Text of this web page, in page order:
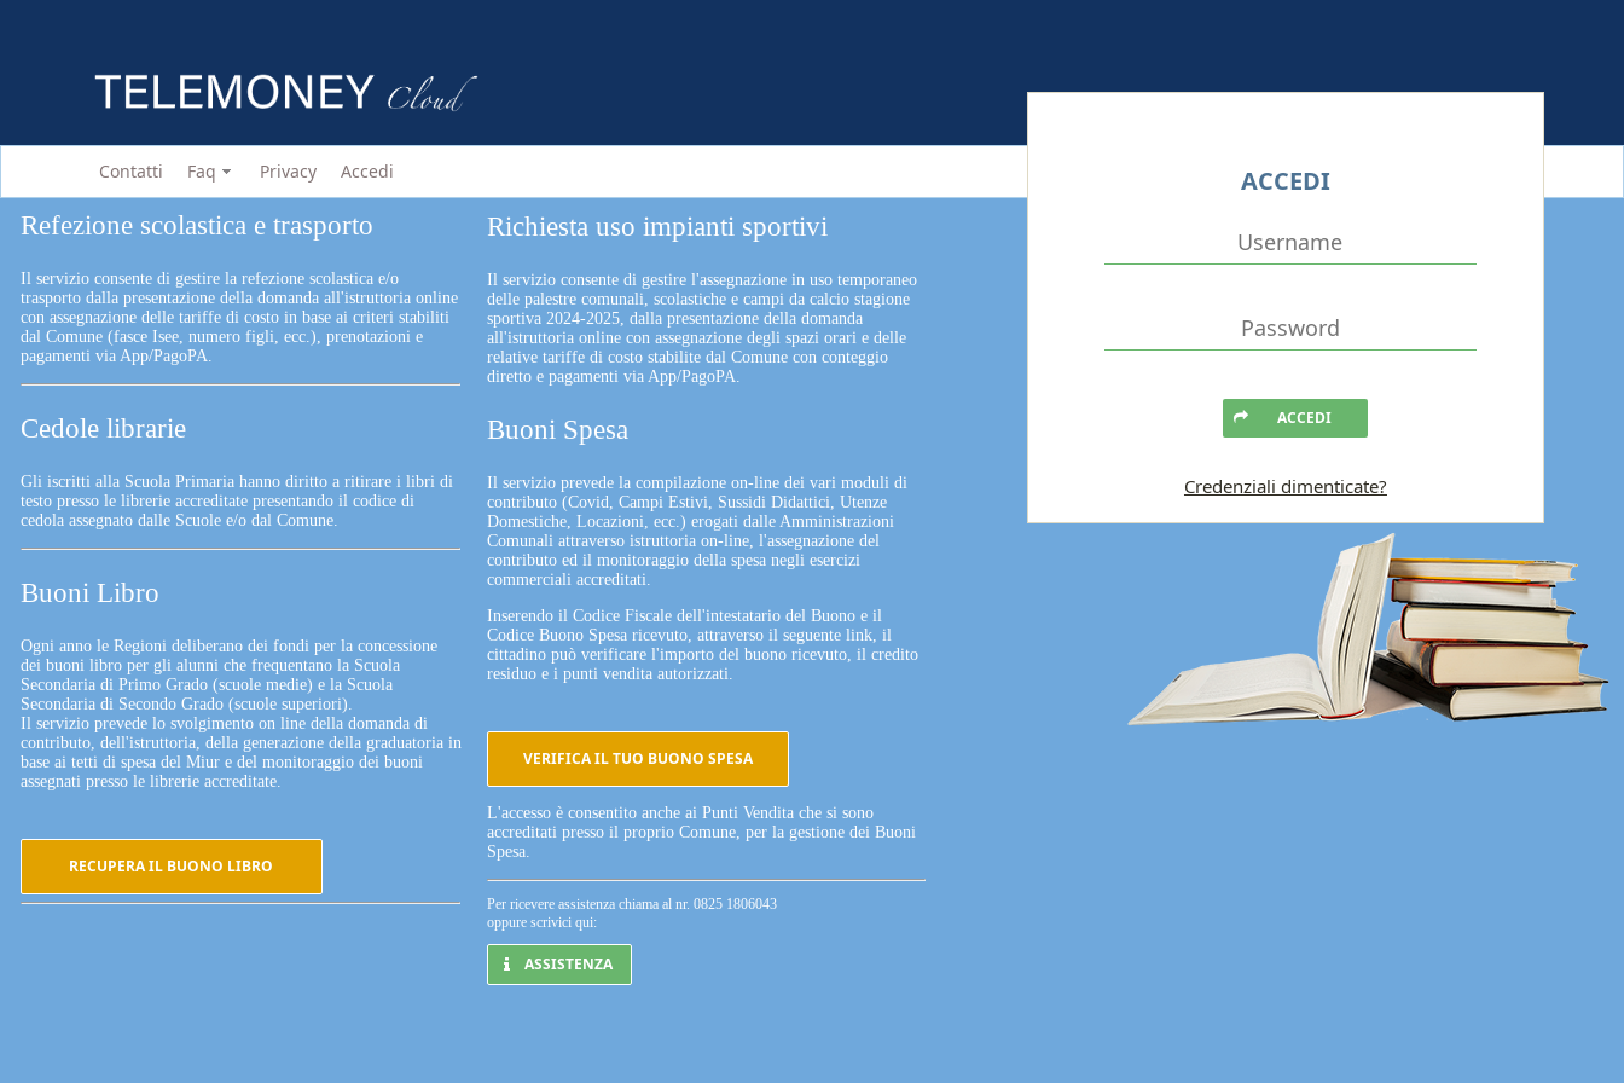
Contatti Faq Privacy Accedi
Refezione scolastica e trasporto
Il servizio consente di gestire la refezione scolastica e/o
trasporto dalla presentazione della domanda all'istruttoria online
con assegnazione delle tariffe di costo in base ai criteri stabiliti
dal Comune (fasce Isee, numero figli, ecc.), prenotazioni e
pagamenti via App/PagoPA.
Cedole librarie
Gli iscritti alla Scuola Primaria hanno diritto a ritirare i libri di
testo presso le librerie accreditate presentando il codice di
cedola assegnato dalle Scuole e/o dal Comune.
Buoni Libro
Ogni anno le Regioni deliberano dei fondi per la concessione
dei buoni libro per gli alunni che frequentano la Scuola
Secondaria di Primo Grado (scuole medie) e la Scuola
Secondaria di Secondo Grado (scuole superiori).
Il servizio prevede lo svolgimento on line della domanda di
contributo, dell'istruttoria, della generazione della graduatoria in
base ai tetti di spesa del Miur e del monitoraggio dei buoni
assegnati presso le librerie accreditate.
RECUPERA IL BUONO LIBRO
Richiesta uso impianti sportivi
Il servizio consente di gestire l'assegnazione in uso temporaneo
delle palestre comunali, scolastiche e campi da calcio stagione
sportiva 2024-2025, dalla presentazione della domanda
all'istruttoria online con assegnazione degli spazi orari e delle
relative tariffe di costo stabilite dal Comune con conteggio
diretto e pagamenti via App/PagoPA.
Buoni Spesa
Il servizio prevede la compilazione on-line dei vari moduli di
contributo (Covid, Campi Estivi, Sussidi Didattici, Utenze
Domestiche, Locazioni, ecc.) erogati dalle Amministrazioni
Comunali attraverso istruttoria on-line, l'assegnazione del
contributo ed il monitoraggio della spesa negli esercizi
commerciali accreditati.
Inserendo il Codice Fiscale dell'intestatario del Buono e il
Codice Buono Spesa ricevuto, attraverso il seguente link, il
cittadino può verificare l'importo del buono ricevuto, il credito
residuo e i punti vendita autorizzati.
VERIFICA IL TUO BUONO SPESA
L'accesso è consentito anche ai Punti Vendita che si sono
accreditati presso il proprio Comune, per la gestione dei Buoni
Spesa.
Per ricevere assistenza chiama al nr. 0825 1806043
oppure scrivici qui:
ASSISTENZA
ACCEDI
ACCEDI
Credenziali dimenticate?